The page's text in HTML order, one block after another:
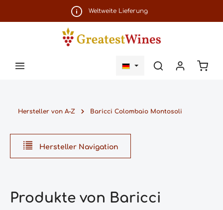
Zum Hauptinhalt springenWeltweite Lieferung
Hersteller von A-Z Baricci Colombaio Montosoli
Hersteller Navigation
Produkte von Baricci